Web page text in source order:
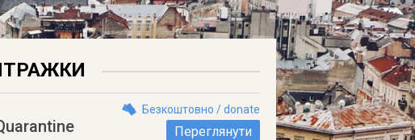
Безкоштовно / donate
Переглянути